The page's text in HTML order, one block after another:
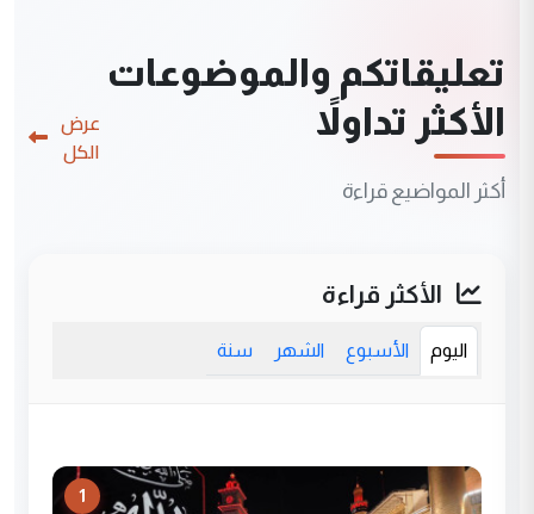
تعليقاتكم والموضوعات
الأكثر تداولاً
أكثر المواضيع قراءة
عرض
الكل
الأكثر قراءة
اليوم الأسبوع الشهر سنة
1